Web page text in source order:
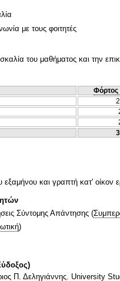
με τους φοιτητές
του μαθήματος και την
Φόρτος
εξαμήνου και γραπτή κατ' οίκον
Σύντομης Απάντησης (
)
Π. Δεληγιάννης. University